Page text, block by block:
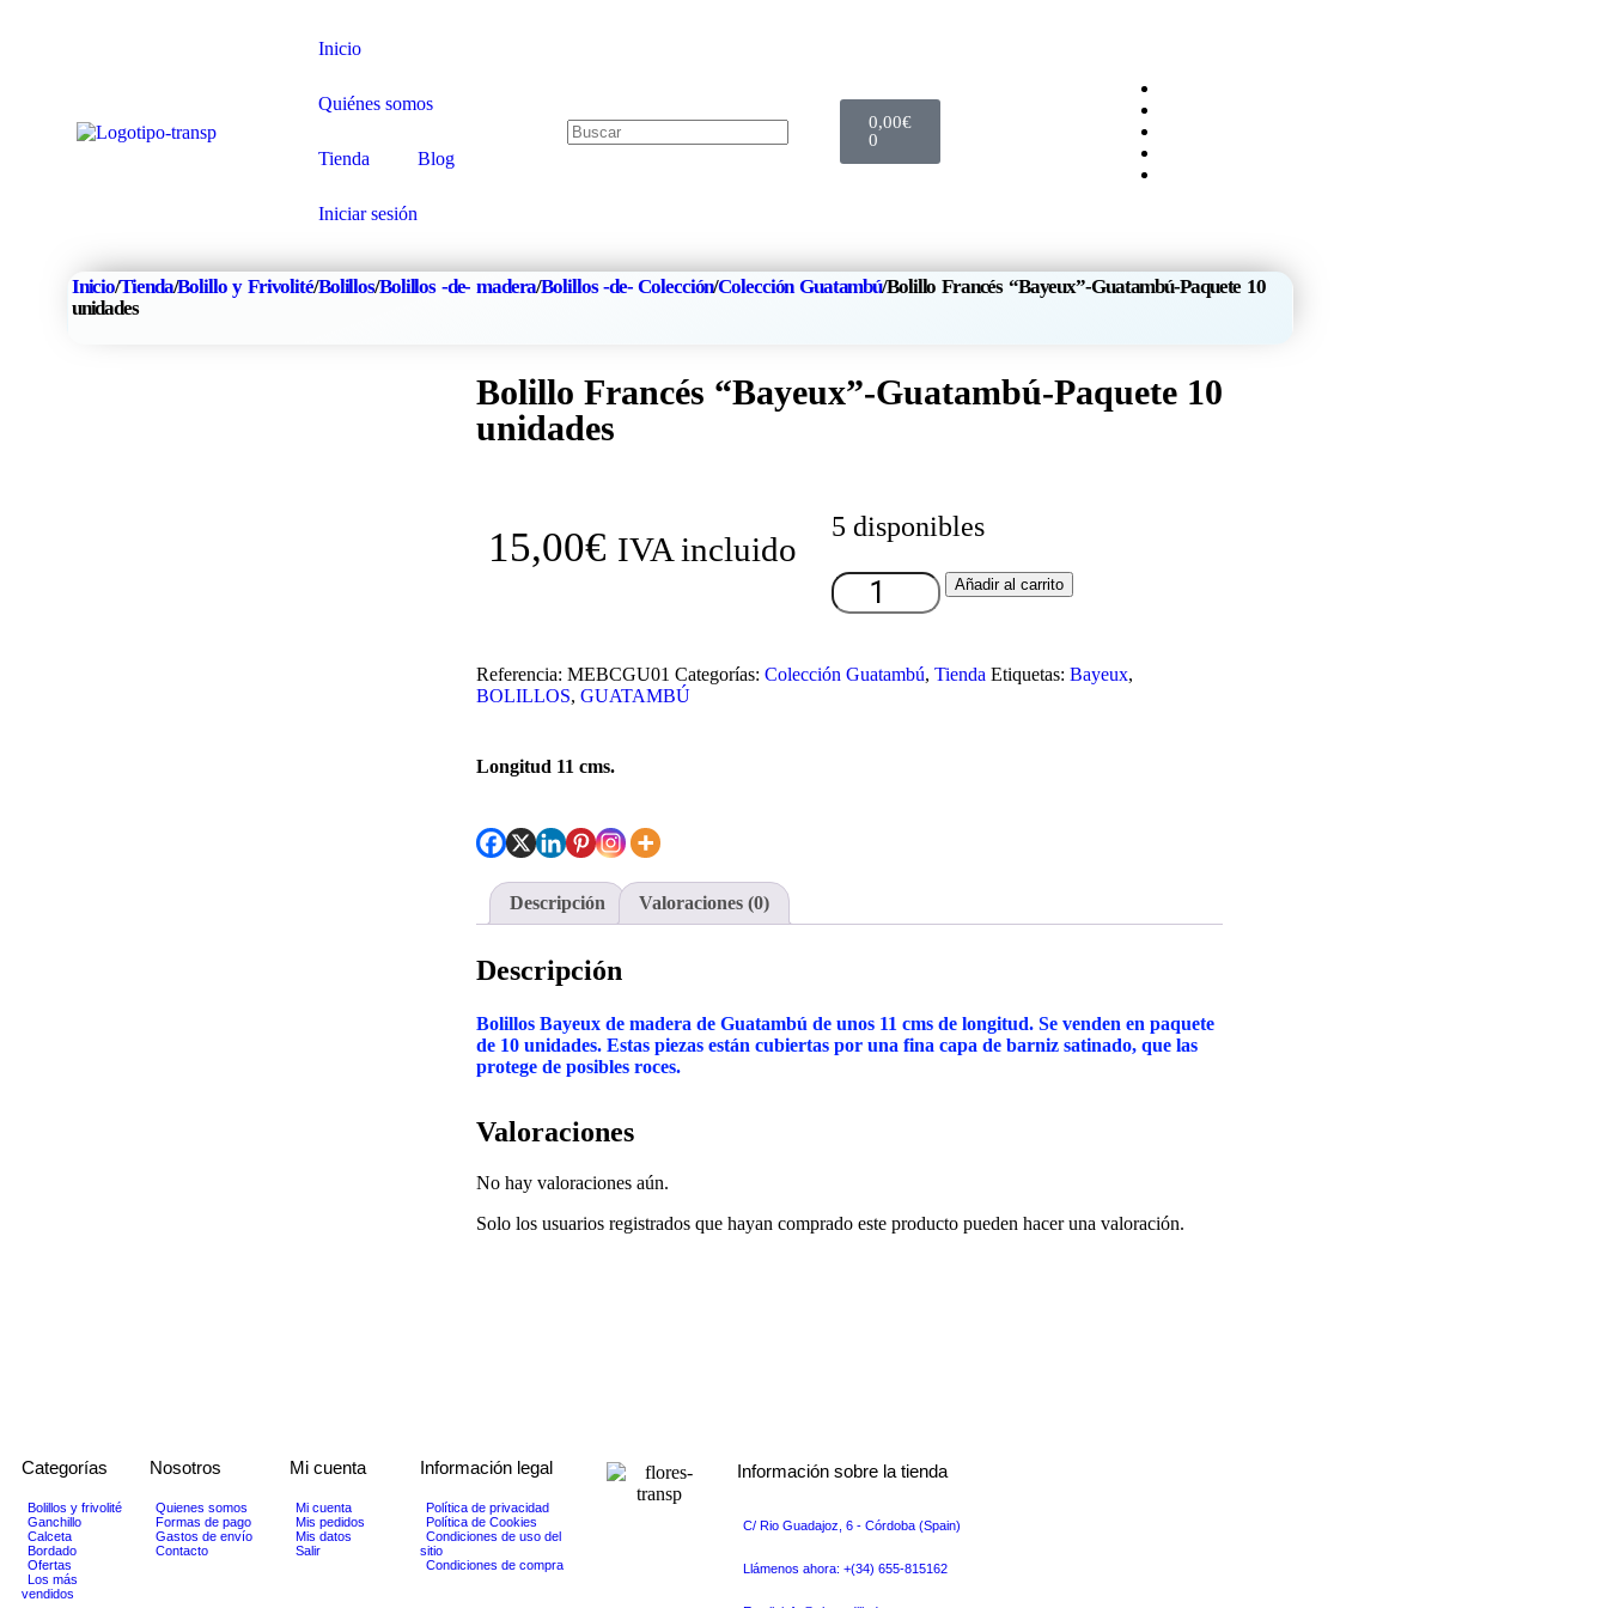
Inicio
Quiénes somos
Tienda Blog
Iniciar sesión
0,00€
0
Inicio/Tienda/Bolillo y Frivolité/Bolillos/Bolillos -de- madera/Bolillos -de- Colección/Colección Guatambú/Bolillo Francés “Bayeux”-Guatambú-Paquete 10
unidades
Bolillo Francés “Bayeux”-Guatambú-Paquete 10
unidades
15,00€ IVA incluido
5 disponibles
Añadir al carrito
Referencia: MEBCGU01 Categorías: Colección Guatambú, Tienda Etiquetas: Bayeux,
BOLILLOS, GUATAMBÚ
Longitud 11 cms.
Descripción Valoraciones (0)
Descripción
Bolillos Bayeux de madera de Guatambú de unos 11 cms de longitud. Se venden en paquete
de 10 unidades. Estas piezas están cubiertas por una fina capa de barniz satinado, que las
protege de posibles roces.
Valoraciones
No hay valoraciones aún.
Solo los usuarios registrados que hayan comprado este producto pueden hacer una valoración.
Categorías
Bolillos y frivolité
Ganchillo
Calceta
Bordado
Ofertas
Los más
vendidos
Nosotros
Quienes somos
Formas de pago
Gastos de envío
Contacto
Mi cuenta
Mi cuenta
Mis pedidos
Mis datos
Salir
Información legal
Política de privacidad
Política de Cookies
Condiciones de uso del
sitio
Condiciones de compra
Información sobre la tienda
C/ Rio Guadajoz, 6 - Córdoba (Spain)
Llámenos ahora: +(34) 655-815162